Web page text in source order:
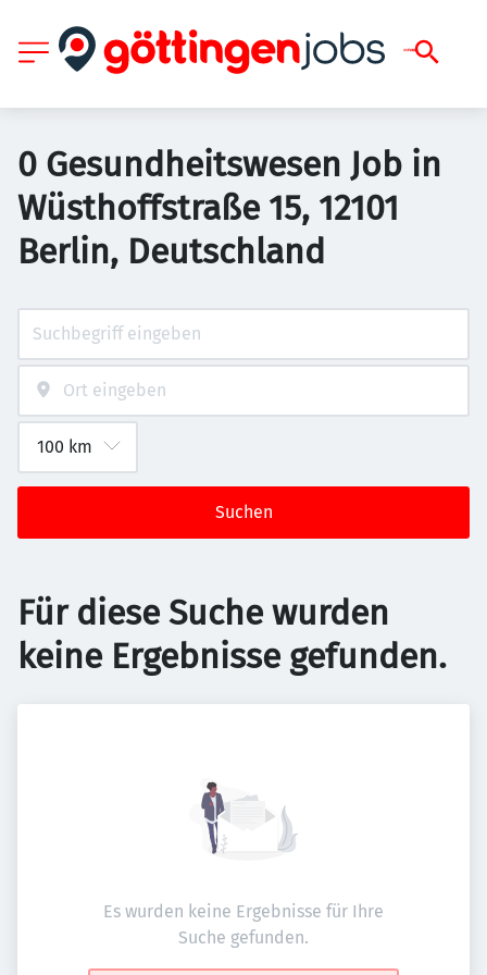
0 Gesundheitswesen Job in
Wüsthoffstraße 15, 12101
Berlin, Deutschland
Suchen
Für diese Suche wurden
keine Ergebnisse gefunden.
Es wurden keine Ergebnisse für Ihre
Suche gefunden.